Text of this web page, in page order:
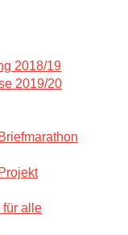
2018/19
2019/20
für alle